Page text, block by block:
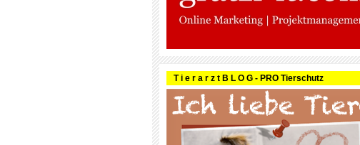
T i e r a r z t B L O G - PRO Tierschutz